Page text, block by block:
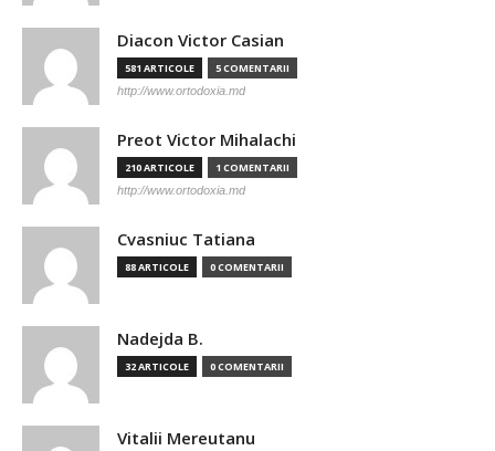
Diacon Victor Casian
581 ARTICOLE 5 COMENTARII
http://www.ortodoxia.md
Preot Victor Mihalachi
210 ARTICOLE 1 COMENTARII
http://www.ortodoxia.md
Cvasniuc Tatiana
88 ARTICOLE 0 COMENTARII
Nadejda B.
32 ARTICOLE 0 COMENTARII
Vitalii Mereutanu